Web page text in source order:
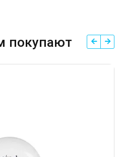
покупают